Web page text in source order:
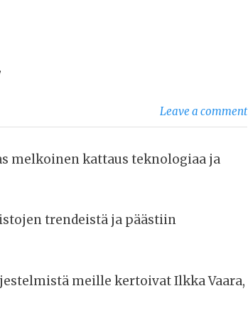
Leave a comment
melkoinen kattaus teknologiaa ja
trendeistä ja päästiin
meille kertoivat Ilkka Vaara,